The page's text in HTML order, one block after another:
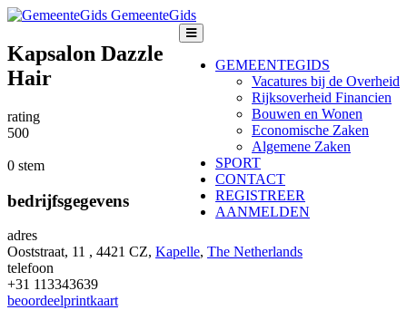
GemeenteGids
GEMEENTEGIDS
Vacatures bij de Overheid
Rijksoverheid Financien
Bouwen en Wonen
Economische Zaken
Algemene Zaken
SPORT
CONTACT
REGISTREER
AANMELDEN
Kapsalon Dazzle
Hair
rating
500
0 stem
bedrijfsgegevens
adres
Ooststraat, 11 , 4421 CZ, Kapelle, The Netherlands
telefoon
+31 113343639
beoordeelprintkaart